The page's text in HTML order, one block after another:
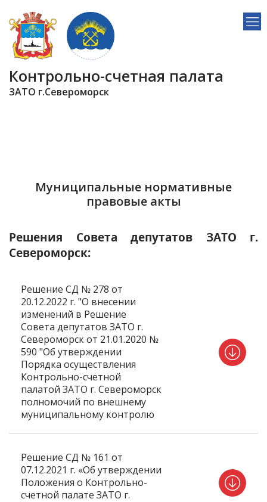
Контрольно-счетная палата
ЗАТО г.Североморск
Муниципальные нормативные
правовые акты
Решения Совета депутатов ЗАТО г.
Североморск:
Решение СД № 278 от
20.12.2022 г. "О внесении
изменений в Решение
Совета депутатов ЗАТО г.
Североморск от 21.01.2020 №
590 "Об утверждении
Порядка осуществления
Контрольно-счетной
палатой ЗАТО г. Североморск
полномочий по внешнему
муниципальному контролю
Решение СД № 161 от
07.12.2021 г. «Об утверждении
Положения о Контрольно-
счетной палате ЗАТО г.